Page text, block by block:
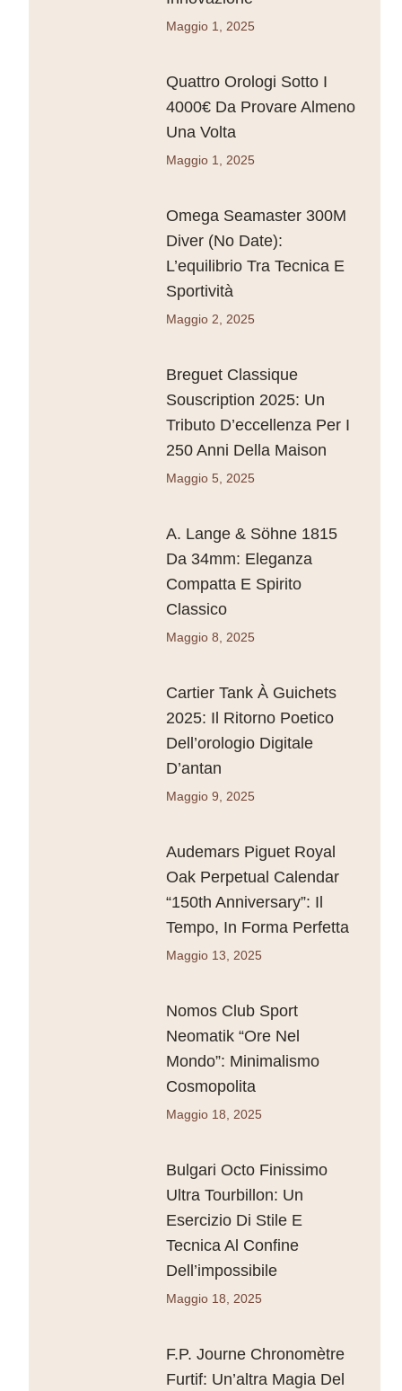
Maggio 1, 2025
Quattro Orologi Sotto I
4000€ Da Provare Almeno
Una Volta
Maggio 1, 2025
Omega Seamaster 300M
Diver (No Date):
L’equilibrio Tra Tecnica E
Sportività
Maggio 2, 2025
Breguet Classique
Souscription 2025: Un
Tributo D’eccellenza Per I
250 Anni Della Maison
Maggio 5, 2025
A. Lange & Söhne 1815
Da 34mm: Eleganza
Compatta E Spirito
Classico
Maggio 8, 2025
Cartier Tank À Guichets
2025: Il Ritorno Poetico
Dell’orologio Digitale
D’antan
Maggio 9, 2025
Audemars Piguet Royal
Oak Perpetual Calendar
“150th Anniversary”: Il
Tempo, In Forma Perfetta
Maggio 13, 2025
Nomos Club Sport
Neomatik “Ore Nel
Mondo”: Minimalismo
Cosmopolita
Maggio 18, 2025
Bulgari Octo Finissimo
Ultra Tourbillon: Un
Esercizio Di Stile E
Tecnica Al Confine
Dell’impossibile
Maggio 18, 2025
F.P. Journe Chronomètre
Furtif: Un’altra Magia Del